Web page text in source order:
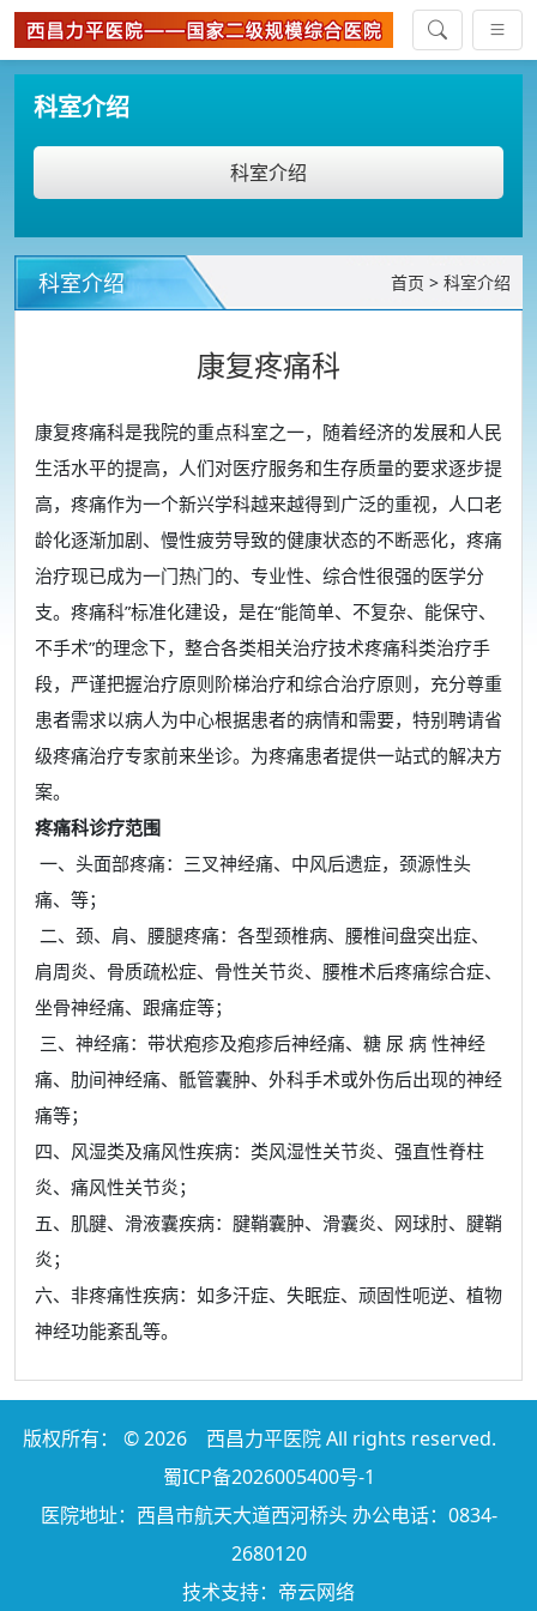
科室介绍
科室介绍
科室介绍 首页 > 科室介绍
康复疼痛科
康复疼痛科是我院的重点科室之一，随着经济的发展和人民
生活水平的提高，人们对医疗服务和生存质量的要求逐步提
高，疼痛作为一个新兴学科越来越得到广泛的重视，人口老
龄化逐渐加剧、慢性疲劳导致的健康状态的不断恶化，疼痛
治疗现已成为一门热门的、专业性、综合性很强的医学分
支。疼痛科”标准化建设，是在“能简单、不复杂、能保守、
不手术”的理念下，整合各类相关治疗技术疼痛科类治疗手
段，严谨把握治疗原则阶梯治疗和综合治疗原则，充分尊重
患者需求以病人为中心根据患者的病情和需要，特别聘请省
级疼痛治疗专家前来坐诊。为疼痛患者提供一站式的解决方
案。
疼痛科诊疗范围
一、头面部疼痛：三叉神经痛、中风后遗症，颈源性头
痛、等；
二、颈、肩、腰腿疼痛：各型颈椎病、腰椎间盘突出症、
肩周炎、骨质疏松症、骨性关节炎、腰椎术后疼痛综合症、
坐骨神经痛、跟痛症等；
三、神经痛：带状疱疹及疱疹后神经痛、糖 尿 病 性神经
痛、肋间神经痛、骶管囊肿、外科手术或外伤后出现的神经
痛等；
四、风湿类及痛风性疾病：类风湿性关节炎、强直性脊柱
炎、痛风性关节炎；
五、肌腱、滑液囊疾病：腱鞘囊肿、滑囊炎、网球肘、腱鞘
炎；
六、非疼痛性疾病：如多汗症、失眠症、顽固性呃逆、植物
神经功能紊乱等。
版权所有： © 2026 西昌力平医院All rights reserved.
蜀ICP备2026005400号-1
医院地址：西昌市航天大道西河桥头 办公电话：0834-
2680120
技术支持：帝云网络